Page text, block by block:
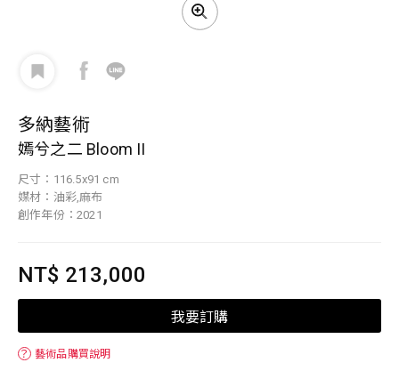
多納藝術
嫣兮之二 Bloom II
尺寸：116.5x91 cm
媒材：油彩,麻布
創作年份：2021
NT$ 213,000
我要訂購
？ 藝術品購買說明